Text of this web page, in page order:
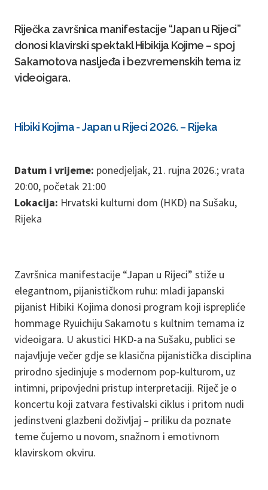
Riječka završnica manifestacije “Japan u Rijeci”
donosi klavirski spektakl Hibikija Kojime – spoj
Sakamotova nasljeđa i bezvremenskih tema iz
videoigara.
Hibiki Kojima - Japan u Rijeci 2026. – Rijeka
Datum i vrijeme: ponedjeljak, 21. rujna 2026.; vrata
20:00, početak 21:00
Lokacija: Hrvatski kulturni dom (HKD) na Sušaku,
Rijeka
Završnica manifestacije “Japan u Rijeci” stiže u
elegantnom, pijanističkom ruhu: mladi japanski
pijanist Hibiki Kojima donosi program koji isprepliće
hommage Ryuichiju Sakamotu s kultnim temama iz
videoigara. U akustici HKD-a na Sušaku, publici se
najavljuje večer gdje se klasična pijanistička disciplina
prirodno sjedinjuje s modernom pop-kulturom, uz
intimni, pripovjedni pristup interpretaciji. Riječ je o
koncertu koji zatvara festivalski ciklus i pritom nudi
jedinstveni glazbeni doživljaj – priliku da poznate
teme čujemo u novom, snažnom i emotivnom
klavirskom okviru.